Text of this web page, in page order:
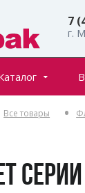
7
г.
Все товары